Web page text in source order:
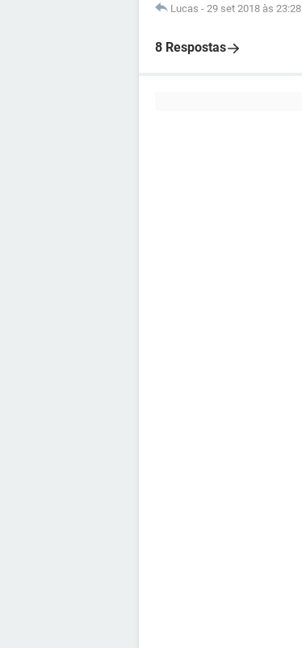
Lucas - 29 set 2018 às 23:28
8 Respostas